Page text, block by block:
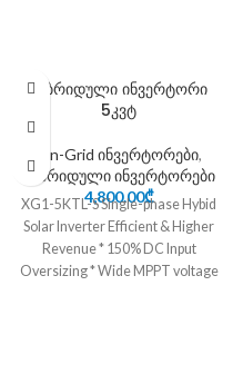
ჰიბრიდული ინვერტორი
5კვტ
On-Grid ინვერტორები,
ჰიბრიდული ინვერტორები
4,800.00₾
XG1-5KTL-S Single-phase Hybid
Solar Inverter Efficient & Higher
Revenue * 150% DC Input
Oversizing * Wide MPPT voltage